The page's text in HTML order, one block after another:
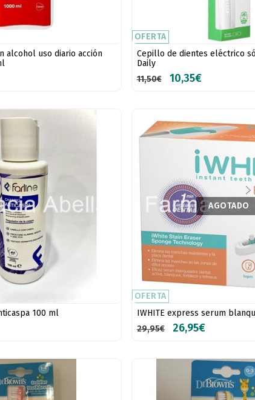
alcohol uso diario acción
OFERTA
Cepillo de dientes eléctrico
Daily
11,50€
10,35€
100 ml
OFERTA
AGOTADO
IWHITE express serum
29,95€
26,95€